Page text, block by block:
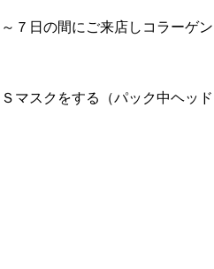
店しコラーゲン
パック中ヘッド